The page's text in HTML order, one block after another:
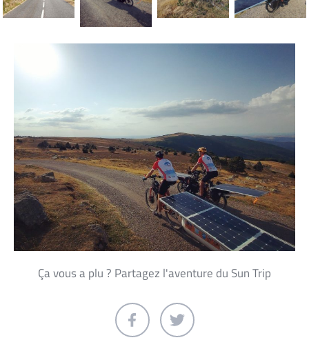
Ça vous a plu ? Partagez l'aventure du Sun Trip